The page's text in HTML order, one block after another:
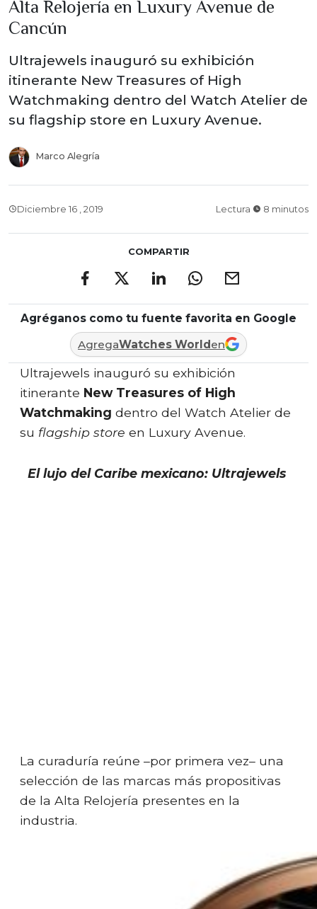
Alta Relojería en Luxury Avenue de
Cancún
Ultrajewels inauguró su exhibición
itinerante New Treasures of High
Watchmaking dentro del Watch Atelier de
su flagship store en Luxury Avenue.
Marco Alegría
Diciembre 16 , 2019 Lectura 8 minutos
COMPARTIR
Agréganos como tu fuente favorita en Google
AgregaWatches Worlden
Ultrajewels inauguró su exhibición
itinerante New Treasures of High
Watchmaking dentro del Watch Atelier de
su flagship store en Luxury Avenue.
El lujo del Caribe mexicano: Ultrajewels
La curaduría reúne –por primera vez– una
selección de las marcas más propositivas
de la Alta Relojería presentes en la
industria.